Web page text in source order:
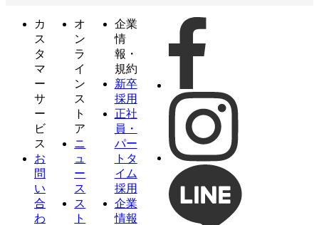
カ
ス
タ
マ
ー
サ
ー
ビ
ス
お
問
い
合
わ
オ
ン
ラ
イ
ン
ス
ト
ア
ニ
ュ
ー
ス
ス
ト
企業
情
報・
規約
新卒
採用
正社
員・
パー
トタ
イム
採用
企業
情報